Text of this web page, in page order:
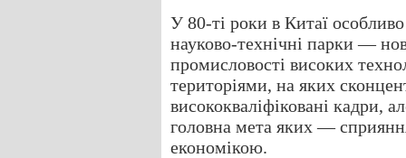
У 80-ті роки в Китаї
науково-технічні парки —
промисловості високих
територіями, на яких
висококваліфіковані кадри,
головна мета яких —
економікою.